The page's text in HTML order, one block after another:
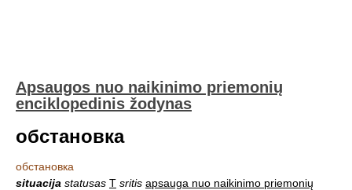
Apsaugos nuo naikinimo priemonių
enciklopedinis žodynas
обстановка
обстановка
situacija statusas T sritis apsauga nuo naikinimo priemonių